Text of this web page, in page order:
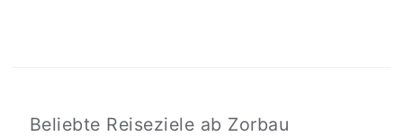
Beliebte Reiseziele ab Zorbau